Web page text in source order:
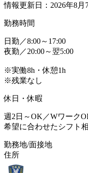
情報更新日：2026年8月
勤務時間
日勤／8:00～17:00
夜勤／20:00～翌5:00
※実働8h・休憩1h
※残業なし
休日・休暇
週2日～OK／Wワーク
希望に合わせたシフト
勤務地/面接地
住所